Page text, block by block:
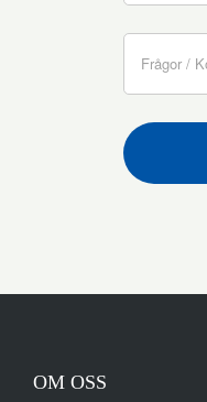
det
här
fältet
OM OSS